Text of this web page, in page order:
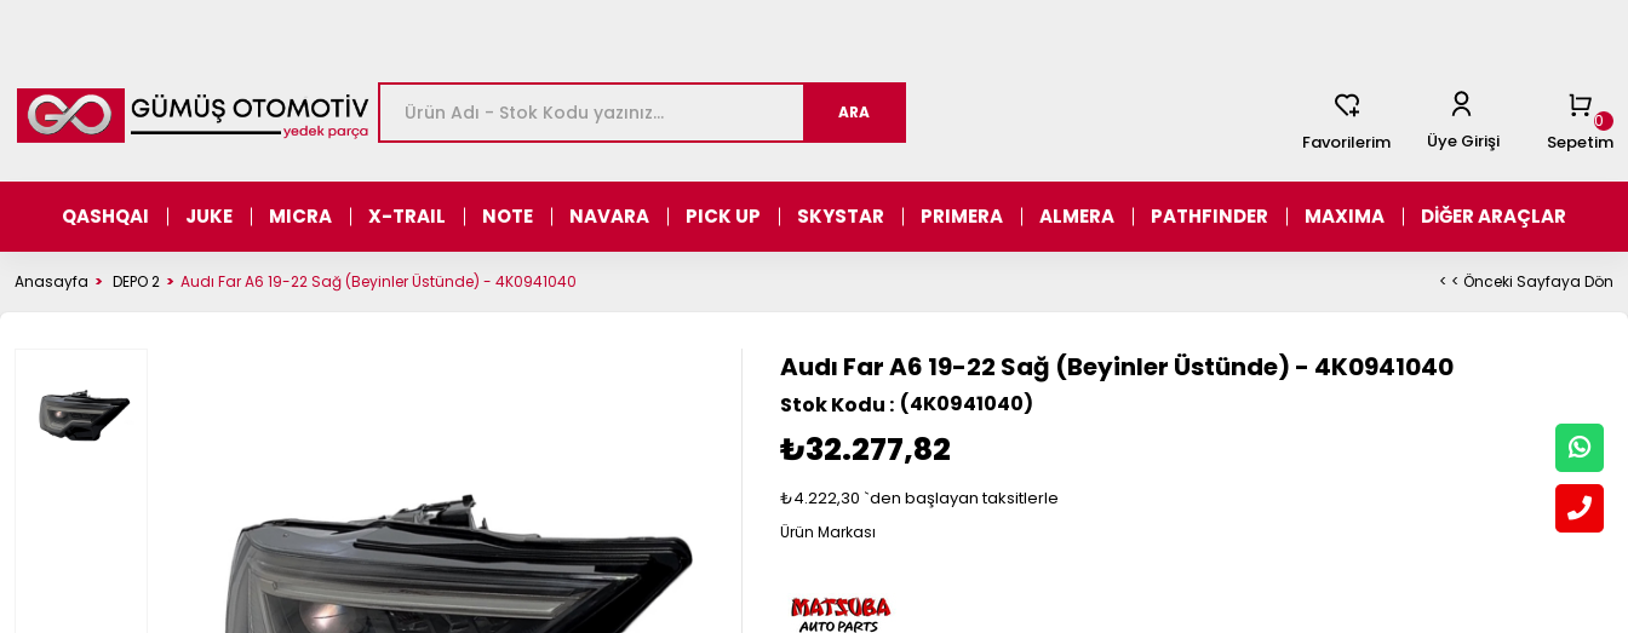
Sepetim
0
Favorilerim
Üye Girişi
QASHQAI JUKE MICRA X-TRAIL NOTE NAVARA PICK UP SKYSTAR PRIMERA ALMERA PATHFINDER MAXIMA DİĞER ARAÇLAR
Anasayfa DEPO 2 Audı Far A6 19-22 Sağ (Beyinler Üstünde) - 4K0941040 < < Önceki Sayfaya Dön
Audı Far A6 19-22 Sağ (Beyinler Üstünde) - 4K0941040
(4K0941040)
₺32.277,82
₺4.222,30 `den başlayan taksitlerle